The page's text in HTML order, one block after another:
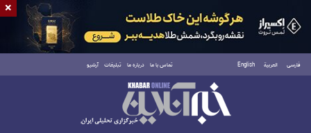
فارسی العربية English تماس با ما درباره ما تبلیغات آرشیو
شنبه ۱۷ مرداد ۱۴۰۵
×